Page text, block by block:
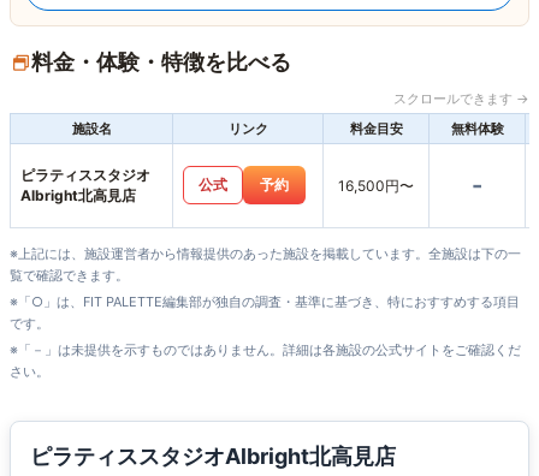
料金・体験・特徴を比べる
スクロールできます →
施設名
リンク 料金目安 無料体験
ピラティススタジオ
Albright北高見店
公式 予約 16,500円〜 -
※上記には、施設運営者から情報提供のあった施設を掲載しています。全施設は下の一
覧で確認できます。
※「○」は、FIT PALETTE編集部が独自の調査・基準に基づき、特におすすめする項目
です。
※「－」は未提供を示すものではありません。詳細は各施設の公式サイトをご確認くだ
さい。
ピラティススタジオAlbright北高見店